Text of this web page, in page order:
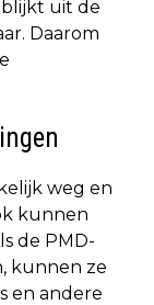
uit de
Daarom
weg en
kunnen
de PMD-
kunnen ze
en andere